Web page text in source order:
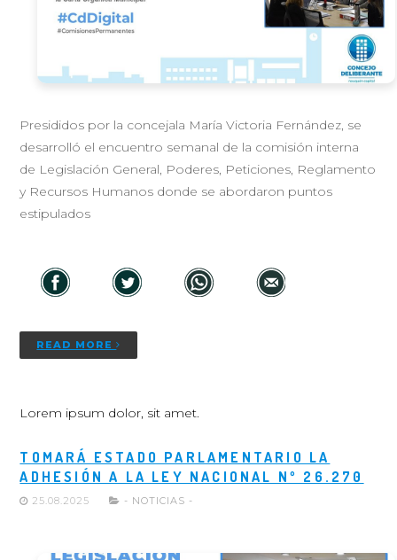
Presididos por la concejala María Victoria Fernández, se
desarrolló el encuentro semanal de la comisión interna
de Legislación General, Poderes, Peticiones, Reglamento
y Recursos Humanos donde se abordaron puntos
estipulados
READ MORE
Lorem ipsum dolor, sit amet.
TOMARÁ ESTADO PARLAMENTARIO LA
ADHESIÓN A LA LEY NACIONAL Nº 26.270
25.08.2025 - NOTICIAS -